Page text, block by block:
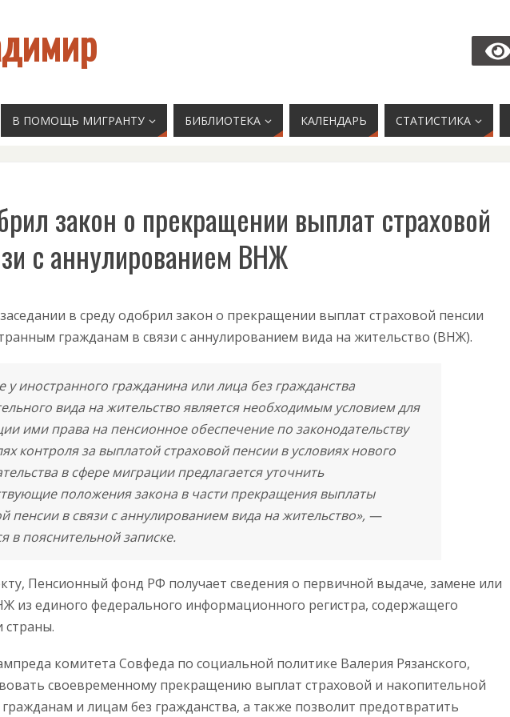
В ПОМОЩЬ МИГРАНТУ БИБЛИОТЕКА КАЛЕНДАРЬ СТАТИСТИКА
закон о прекращении выплат страховой
с аннулированием ВНЖ
в среду одобрил закон о прекращении выплат страховой пенсии
гражданам в связи с аннулированием вида на жительство (ВНЖ).
у иностранного гражданина или лица без гражданства
вида на жительство является необходимым условием для
ими права на пенсионное обеспечение по законодательству
контроля за выплатой страховой пенсии в условиях нового
в сфере миграции предлагается уточнить
положения закона в части прекращения выплаты
пенсии в связи с аннулированием вида на жительство», —
в пояснительной записке.
Пенсионный фонд РФ получает сведения о первичной выдаче, замене или
из единого федерального информационного регистра, содержащего
страны.
комитета Совфеда по социальной политике Валерия Рязанского,
своевременному прекращению выплат страховой и накопительной
и лицам без гражданства, а также позволит предотвратить